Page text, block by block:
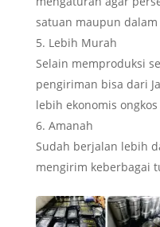
satuan maupun
Lebih Murah
Selain memproduksi
pengiriman bisa dari
lebih ekonomis
Amanah
Sudah berjalan lebih
mengirim keberbagai